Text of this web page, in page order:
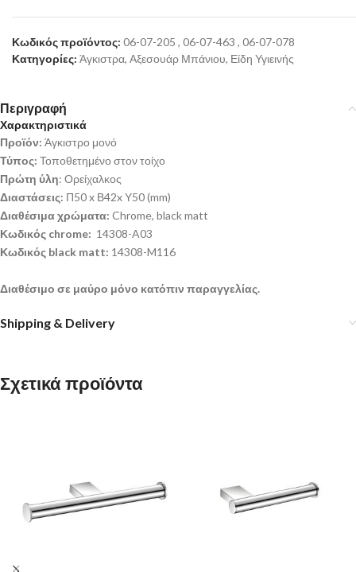
Κωδικός προϊόντος: 06-07-205 , 06-07-463 , 06-07-078
Κατηγορίες: Άγκιστρα, Αξεσουάρ Μπάνιου, Είδη Υγιεινής
Περιγραφή
Χαρακτηριστικά
Προϊόν: Άγκιστρο μονό
Τύπος: Τοποθετημένο στον τοίχο
Πρώτη ύλη: Ορείχαλκος
Διαστάσεις: Π50 x Β42x Υ50 (mm)
Διαθέσιμα χρώματα: Chrome, black matt
Κωδικός chrome: 14308-A03
Κωδικός black matt: 14308-M116
Διαθέσιμο σε μαύρο μόνο κατόπιν παραγγελίας.
Shipping & Delivery
Σχετικά προϊόντα